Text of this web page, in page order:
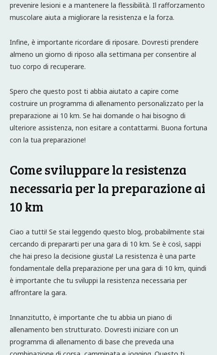
prevenire lesioni e a mantenere la flessibilità. Il rafforzamento
muscolare aiuta a migliorare la resistenza e la forza.
Infine, è importante ricordare di riposare. Dovresti prendere
almeno un giorno di riposo alla settimana per consentire al
tuo corpo di recuperare.
Spero che questo post ti abbia aiutato a capire come
costruire un programma di allenamento personalizzato per la
preparazione ai 10 km. Se hai domande o hai bisogno di
ulteriore assistenza, non esitare a contattarmi. Buona fortuna
con la tua preparazione!
Come sviluppare la resistenza
necessaria per la preparazione ai
10 km
Ciao a tutti! Se stai leggendo questo blog, probabilmente stai
cercando di prepararti per una gara di 10 km. Se è così, sappi
che hai preso la decisione giusta! La resistenza è una parte
fondamentale della preparazione per una gara di 10 km, quindi
è importante che tu sviluppi la resistenza necessaria per
affrontare la gara.
Innanzitutto, è importante che tu abbia un piano di
allenamento ben strutturato. Dovresti iniziare con un
programma di allenamento di base che preveda una